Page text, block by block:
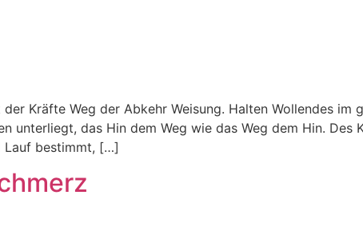
Kräfte Weg der Abkehr Weisung. Halten Wollendes im
unterliegt, das Hin dem Weg wie das Weg dem Hin. Des
Lauf bestimmt, […]